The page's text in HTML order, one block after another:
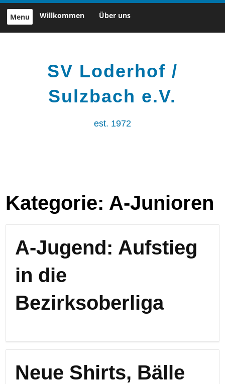
Skip
content
Menu Willkommen Über uns
SV Loderhof /
Sulzbach e.V.
est. 1972
Kategorie: A-Junioren
A-Jugend: Aufstieg
in die
Bezirksoberliga
Neue Shirts, Bälle